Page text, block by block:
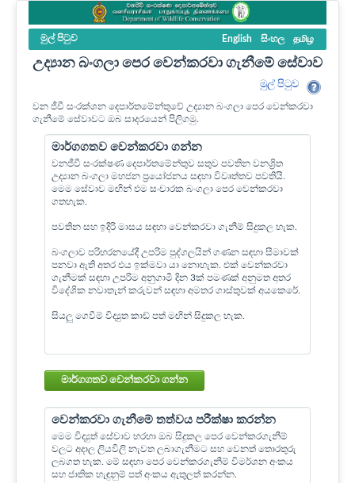
මුල් පි‍ටුව English සිංහල தமிழ
උද්‍යාන බංගලා පෙර වෙන්කරවා ගැනීමේ සේවාව
මුල් පි‍ටුව
වන ජීවී සංරක්ශන දෙපාර්තමේන්තුවේ උද්‍යාන බංගලා පෙර වෙන්කරවා
ගැනීමේ සේවාවට ඔබ සාදරයෙන් පිලිගමු.
මාර්ගගතව වෙන්කරවා ගන්න
වනජීවී සංරක්ෂණ දෙපාර්තමේන්තුව සතුව පවතින වනශ්‍රිත
උද්‍යාන බංගලා මහජන ප්‍රයෝජනය සඳහා විවෘත්තව පවතියි.
මෙම සේවාව මඟින් එම සංචාරක බංගලා පෙර වෙන්කරවා
ගතහැක.
පවතින සහ ඉදිරි මාසය සඳහා වෙන්කරවා ගැනීම් සිදුකල හැක.
බංගලාව පරිහරනයේදී උපරිම පුද්ගලයින් ගණන සඳහා සීමාවක්
පනවා ඇති අතර එය ඉක්මවා යා නොහැක. එක් වෙන්කරවා
ගැනීමක් සඳහා උපරිම අනුගාමී දින 3ක් පමණක් අනුමත අතර
විදේශික නවාතැන් කරුවන් සඳහා අමතර ගාස්තුවක් අයකෙරේ.
සියලු ගෙවීම් විද්‍යුත කාඩ් පත් මඟින් සිදුකල හැක.
මාර්ගගතව වෙන්කරවා ගන්න
වෙන්කරවා ගැනීමේ තත්වය පරීක්ෂා කරන්න
මෙම විද්‍යුත් සේවාව හරහා ඔබ සිදුකල පෙර වෙන්කරගැනීම්
වලට අදාල ලියවිලි නැවත ලබාගැනීමට සහ වෙනත් තොරතුරු
ලබගත හැක. මේ සඳහා පෙර වෙන්කරගැනීම් විමර්ශන අංකය
සහ ජාතික හැඳුනුම් පත් අංකය ඇතුලත් කරන්න.